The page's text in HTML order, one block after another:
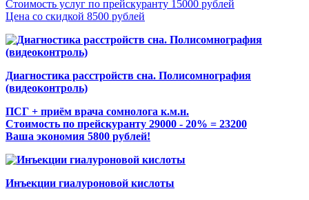
Стоимость услуг по прейскуранту 15000 рублей
Цена со скидкой 8500 рублей
Диагностика расстройств сна. Полисомнография
(видеоконтроль)
ПСГ + приём врача сомнолога к.м.н.
Стоимость по прейскуранту 29000 - 20% = 23200
Ваша экономия 5800 рублей!
Инъекции гиалуроновой кислоты